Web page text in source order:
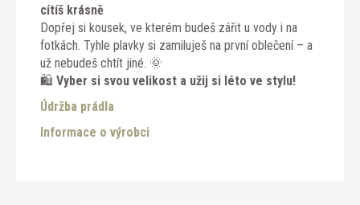
cítíš krásně
Dopřej si kousek, ve kterém budeš zářit u vody i na
fotkách. Tyhle plavky si zamiluješ na první oblečení – a
už nebudeš chtít jiné. 🌞
🛍️ Vyber si svou velikost a užij si léto ve stylu!
Údržba prádla
Informace o výrobci